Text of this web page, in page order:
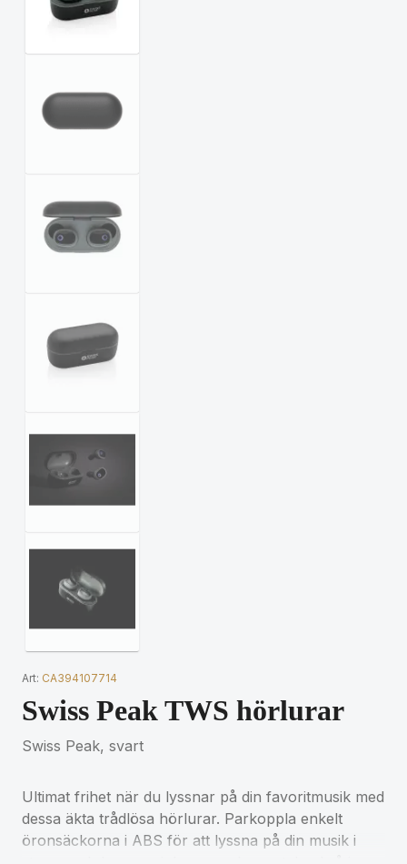
Art: CA394107714
Swiss Peak TWS hörlurar
Swiss Peak, svart
Ultimat frihet när du lyssnar på din favoritmusik med
dessa äkta trådlösa hörlurar. Parkoppla enkelt
öronsäckorna i ABS för att lyssna på din musik i